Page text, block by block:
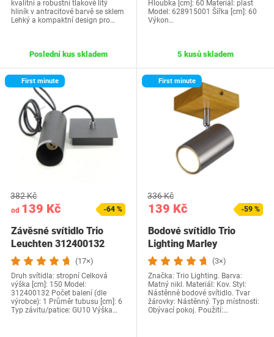
kvalitní a robustní tlakově litý
hliník v antracitové barvě se sklem
Lehký a kompaktní design pro…
Poslední kus skladem
Hloubka [cm]: 60 Materiál: plast
Model: 628915001 Šířka [cm]: 60
Výkon…
5 kusů skladem
First minute
od 139 Kč
382 Kč
-64 %
Závěsné svítidlo Trio
Leuchten 312400132
(17×)
Druh svítidla: stropní Celková
výška [cm]: 150 Model:
312400132 Počet balení (dle
výrobce): 1 Průměr tubusu [cm]: 6
Typ závitu/patice: GU10 Výška…
First minute
139 Kč
336 Kč
-59 %
Bodové svítidlo Trio
Lighting Marley
812400107, kov, matný…
(3×)
Značka: Trio Lighting. Barva:
Matný nikl. Materiál: Kov. Styl:
Nástěnné bodové svítidlo. Tvar
žárovky: Nástěnný. Typ místnosti:
Obývací pokoj. Použití:…